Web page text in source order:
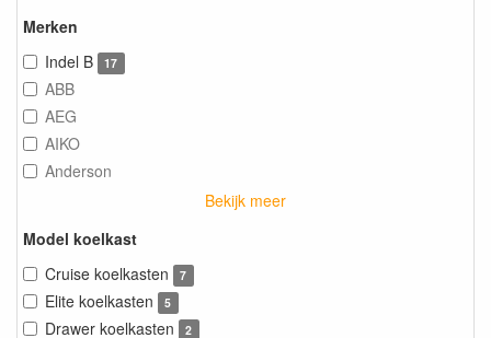
Merken
Indel B
17
ABB
AEG
AIKO
Anderson
Bekijk meer
Model koelkast
Cruise koelkasten
7
Elite koelkasten 5
Drawer koelkasten 2